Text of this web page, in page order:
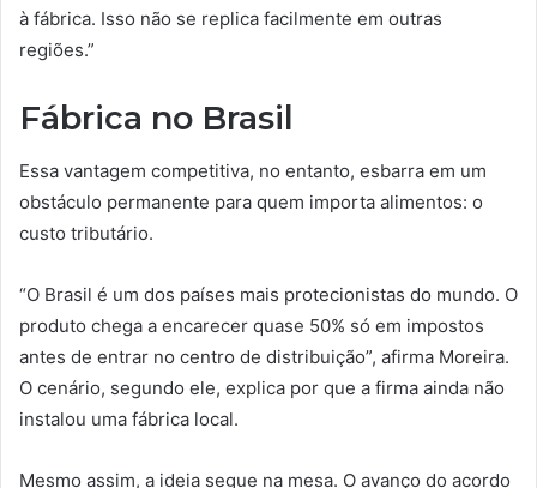
à fábrica. Isso não se replica facilmente em outras
regiões.”
Fábrica no Brasil
Essa vantagem competitiva, no entanto, esbarra em um
obstáculo permanente para quem importa alimentos: o
custo tributário.
“O Brasil é um dos países mais protecionistas do mundo. O
produto chega a encarecer quase 50% só em impostos
antes de entrar no centro de distribuição”, afirma Moreira.
O cenário, segundo ele, explica por que a firma ainda não
instalou uma fábrica local.
Mesmo assim, a ideia segue na mesa. O avanço do acordo